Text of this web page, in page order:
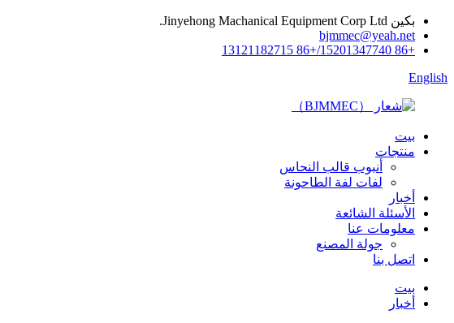
بكين Jinyehong Machanical Equipment Corp Ltd.
bjmmec@yeah.net
+86 15201347740/+86 13121182715
English
بيت
منتجات
أنبوب قالب النحاس
لفات لفة الطاحونة
أخبار
الأسئلة الشائعة
معلومات عنا
جولة المصنع
اتصل بنا
بيت
أخبار